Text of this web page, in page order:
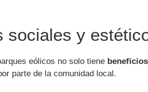
sociales y
eólicos no solo tiene beneficios
parte de la comunidad local.